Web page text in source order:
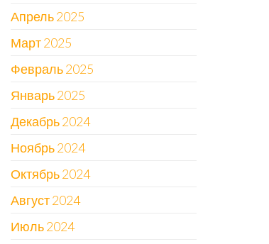
Апрель 2025
Март 2025
Февраль 2025
Январь 2025
Декабрь 2024
Ноябрь 2024
Октябрь 2024
Август 2024
Июль 2024